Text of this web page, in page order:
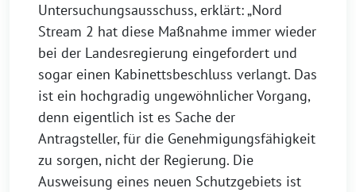
Untersuchungsausschuss, erklärt: „Nord
Stream 2 hat diese Maßnahme immer wieder
bei der Landesregierung eingefordert und
sogar einen Kabinettsbeschluss verlangt. Das
ist ein hochgradig ungewöhnlicher Vorgang,
denn eigentlich ist es Sache der
Antragsteller, für die Genehmigungsfähigkeit
zu sorgen, nicht der Regierung. Die
Ausweisung eines neuen Schutzgebiets ist